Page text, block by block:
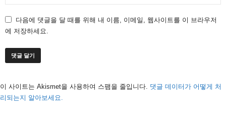
다음에 댓글을 달 때를 위해 내 이름, 이메일, 웹사이트를 이 브라우저
에 저장하세요.
이 사이트는 Akismet을 사용하여 스팸을 줄입니다. 댓글 데이터가 어떻게 처
리되는지 알아보세요.